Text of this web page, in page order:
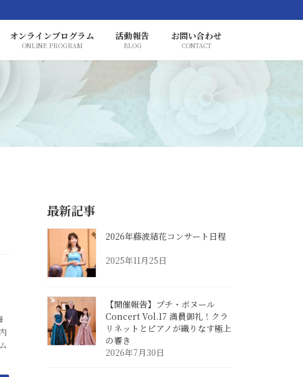
オンラインプログラム
ONLINE PROGRAM
活動報告
BLOG
お問い合わせ
CONTACT
最新記事
2026年藤波結花コンサート日程
2025年11月25日
【開催報告】プチ・ボヌール
Concert Vol.17 満員御礼！クラ
リネットとピアノが織りなす極上
の響き
2026年7月30日